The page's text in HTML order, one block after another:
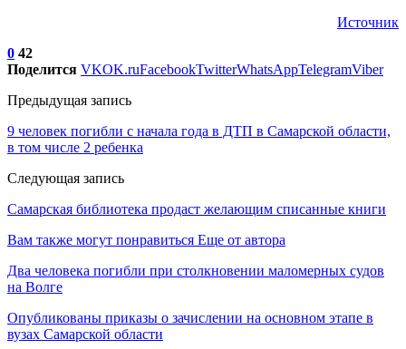
Источник
0 42
Поделится VKOK.ruFacebookTwitterWhatsAppTelegramViber
Предыдущая запись
9 человек погибли с начала года в ДТП в Самарской области,
в том числе 2 ребенка
Следующая запись
Самарская библиотека продаст желающим списанные книги
Вам также могут понравиться Еще от автора
Два человека погибли при столкновении маломерных судов
на Волге
Опубликованы приказы о зачислении на основном этапе в
вузах Самарской области